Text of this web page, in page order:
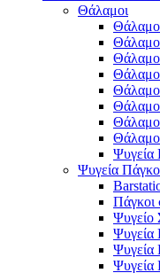
Θάλαμοι
Ψυγεία
Ψυγεία
Πάγκοι
Ψυγείο
Ψυγεία
Ψυγεία
Ψυγεία